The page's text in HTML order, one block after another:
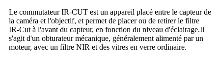
Le commutateur IR-CUT est un appareil placé entre le capteur de
la caméra et l'objectif, et permet de placer ou de retirer le filtre
IR-Cut à l'avant du capteur, en fonction du niveau d'éclairage.Il
s'agit d'un obturateur mécanique, généralement alimenté par un
moteur, avec un filtre NIR et des vitres en verre ordinaire.